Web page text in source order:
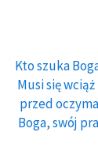
Kto szuka
Musi się
przed
Boga, swój